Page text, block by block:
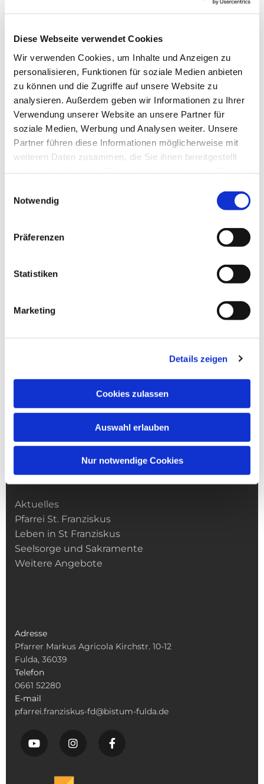
Diese Webseite verwendet Cookies
Wir verwenden Cookies, um Inhalte und Anzeigen zu
personalisieren, Funktionen für soziale Medien anbieten
zu können und die Zugriffe auf unsere Website zu
analysieren. Außerdem geben wir Informationen zu Ihrer
Verwendung unserer Website an unsere Partner für
soziale Medien, Werbung und Analysen weiter. Unsere
Partner führen diese Informationen möglicherweise mit
weiteren Daten zusammen, die Sie ihnen bereitgestellt
Notwendig
Präferenzen
Statistiken
Marketing
Details zeigen
Cookies zulassen
Auswahl erlauben
Nur notwendige Cookies
Dies könnte Sie auch
interessieren
Kirchengemeinde­­ St. Franziskus
Aktuelles
Pfarrei St. Franziskus
Leben in St Franziskus
Seelsorge und Sakramente
Weitere Angebote
Adresse
Pfarrer Markus Agricola Kirchstr. 10-12
Fulda, 36039
Telefon
0661 52280
E-mail
pfarrei.franziskus-fd@bistum-fulda.de